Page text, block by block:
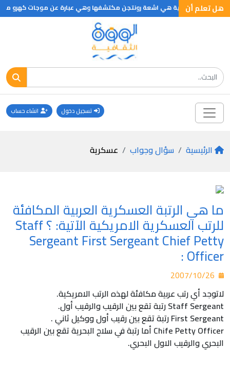
هل تعلم أنالسينية هي اشعة رونتجن مكتشفها وهي عبارة عن موجات كهرو
تسجيل دخول انشاء حساب
الرئيسية سؤال وجواب عسكرية
ما هي الرتبة العسكرية العربية المكافئة
للرتب العسكرية الامريكية الآتية: ؟ Staff
Sergeant First Sergeant Chief Petty
Officer :
لاتوجد أي رتب عربية مكافئة لهذه الرتب الامريكية.
Staff Sergeant رتبة تقع بين الرقيب والرقيب أول.
First Sergeant رتبة تقع بين رقيب أول ووكيل ثاني .
Chife Petty Officer أما رتبة في سلاح البحرية تقع بين الرقيب
البحري والرقيب الاول البحري.